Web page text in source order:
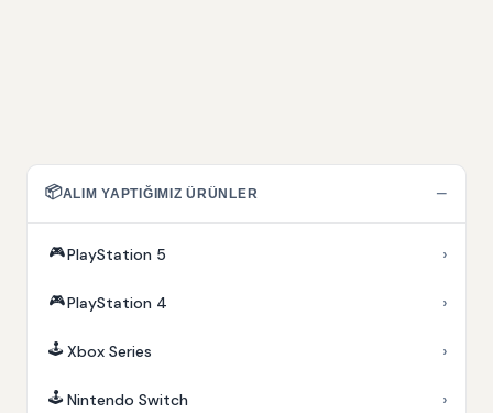
📦ALIM YAPTIĞIMIZ ÜRÜNLER −
🎮PlayStation 5 ›
🎮PlayStation 4 ›
🕹️ Xbox Series ›
🕹️ Nintendo Switch ›